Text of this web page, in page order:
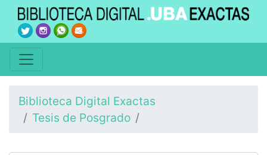
Biblioteca Digital Exactas
Tesis de Posgrado